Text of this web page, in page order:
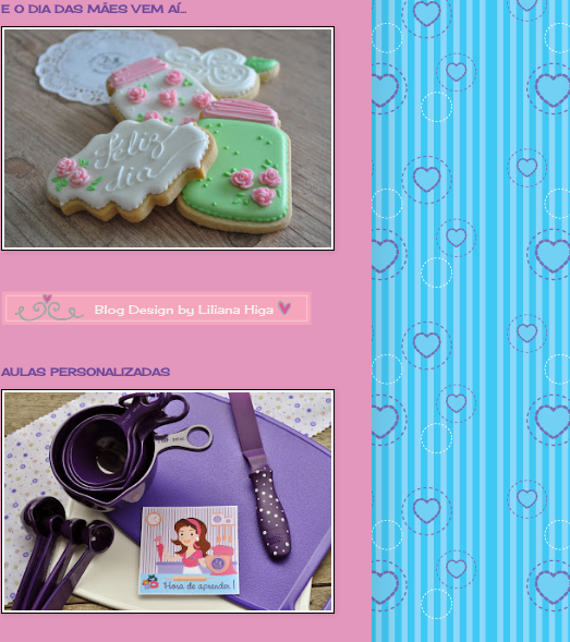
E O DIA DAS MÃES VEM AÍ...
AULAS PERSONALIZADAS